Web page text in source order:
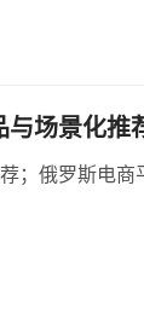
场景化推
；俄罗斯电商